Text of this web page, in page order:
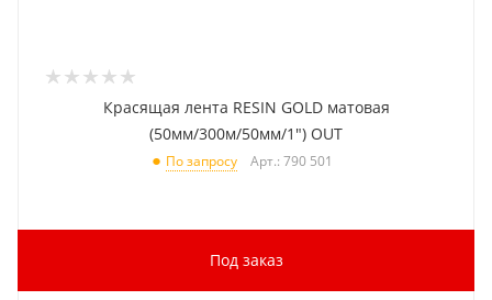
Красящая лента RESIN GOLD матовая
(50мм/300м/50мм/1") OUT
По запросу Арт.: 790 501
Под заказ